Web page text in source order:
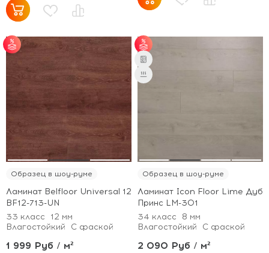
от 30 м² - скидка 5%.
Образец в шоу-руме
Ламинат Belfloor Universal 12
BF12-713-UN
33 класс
12 мм
Влагостойкий
С фаской
1 999 Руб / м²
Образец в шоу-руме
Ламинат Icon Floor Lime Дуб
Принс LM-301
34 класс
8 мм
Влагостойкий
С фаской
2 090 Руб / м²